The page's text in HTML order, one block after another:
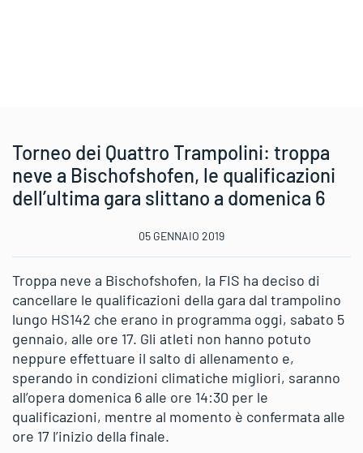
Torneo dei Quattro Trampolini: troppa
neve a Bischofshofen, le qualificazioni
dell’ultima gara slittano a domenica 6
05 GENNAIO 2019
Troppa neve a Bischofshofen, la FIS ha deciso di
cancellare le qualificazioni della gara dal trampolino
lungo HS142 che erano in programma oggi, sabato 5
gennaio, alle ore 17. Gli atleti non hanno potuto
neppure effettuare il salto di allenamento e,
sperando in condizioni climatiche migliori, saranno
all’opera domenica 6 alle ore 14:30 per le
qualificazioni, mentre al momento è confermata alle
ore 17 l’inizio della finale.